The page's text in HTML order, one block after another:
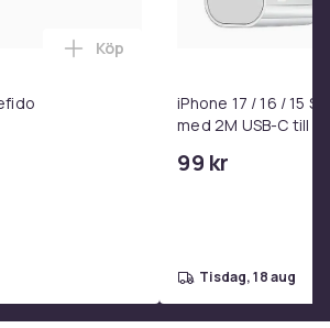
Lägg till LashLift Kit av
Köp
iPhone 17 / 16 / 15
med 2M USB-C till
99 kr
tisdag, 18 aug